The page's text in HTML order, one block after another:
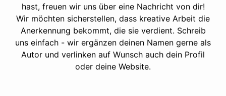
hast, freuen wir uns über eine Nachricht von dir!
Wir möchten sicherstellen, dass kreative Arbeit die
Anerkennung bekommt, die sie verdient. Schreib
uns einfach - wir ergänzen deinen Namen gerne als
Autor und verlinken auf Wunsch auch dein Profil
oder deine Website.